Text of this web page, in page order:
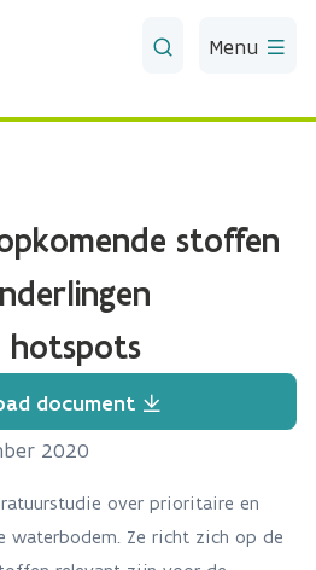
Menu
stoffen
hotspots
document
2020
over prioritaire en
waterbodem. Ze richt zich op de